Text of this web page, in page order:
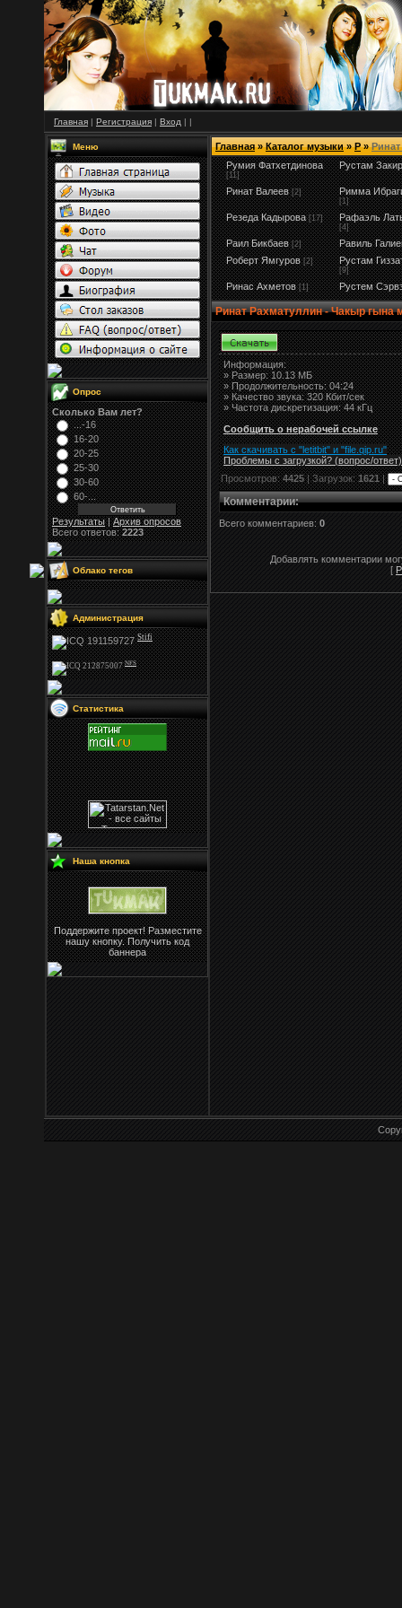
Главная | Регистрация | Вход | |
Меню
Опрос
Сколько Вам лет?
...-16
16-20
20-25
25-30
30-60
60-...
Результаты|Архив опросов
Всего ответов:2223
Облако тегов
Администрация
Stifi
NFS
Статистика
Наша кнопка
Поддержите проект! Разместите
нашу кнопку. Получить код
баннера
Главная»Каталог музыки»Р»
Румия Фатхетдинова
[11]
Рустам
Ринат Валеев [2] Римма
[1]
Резеда Кадырова [17] Рафаэль
[4]
Раил Бикбаев [2]
Равиль
Роберт Ямгуров [2] Рустам
[9]
Ринас Ахметов [1] Рустем
Ринат Рахматуллин - Чакыр гына
Информация:
»Размер:10.13 МБ
» Продолжительность: 04:24
» Качество звука: 320 Кбит/сек
» Частота дискретизация: 44 кГц
Сообщить о нерабочей ссылке
Как скачивать с "letitbit" и "file.qip.ru"
Проблемы с загрузкой? (вопрос/ответ)
Просмотров:4425| Загрузок:1621|
Комментарии:
Всего комментариев: 0
Добавлять комментарии
[